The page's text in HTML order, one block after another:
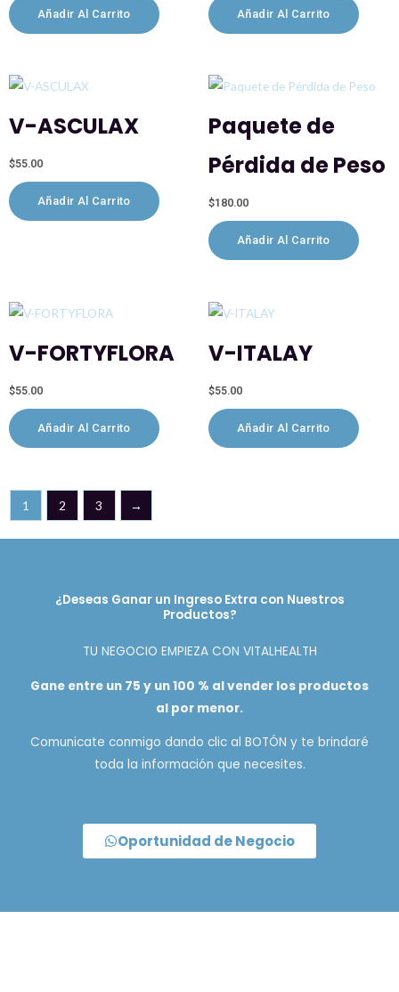
Añadir Al Carrito Añadir Al Carrito
V-ASCULAX
$55.00
Añadir Al Carrito
Paquete de
Pérdida de Peso
$180.00
Añadir Al Carrito
V-FORTYFLORA
$55.00
Añadir Al Carrito
V-ITALAY
$55.00
Añadir Al Carrito
1 2 3 →
¿Deseas Ganar un Ingreso Extra con Nuestros
Productos?
TU NEGOCIO EMPIEZA CON VITALHEALTH
Gane entre un 75 y un 100 % al vender los productos
al por menor.
Comunicate conmigo dando clic al BOTÓN y te brindaré
toda la información que necesites.
Oportunidad de Negocio